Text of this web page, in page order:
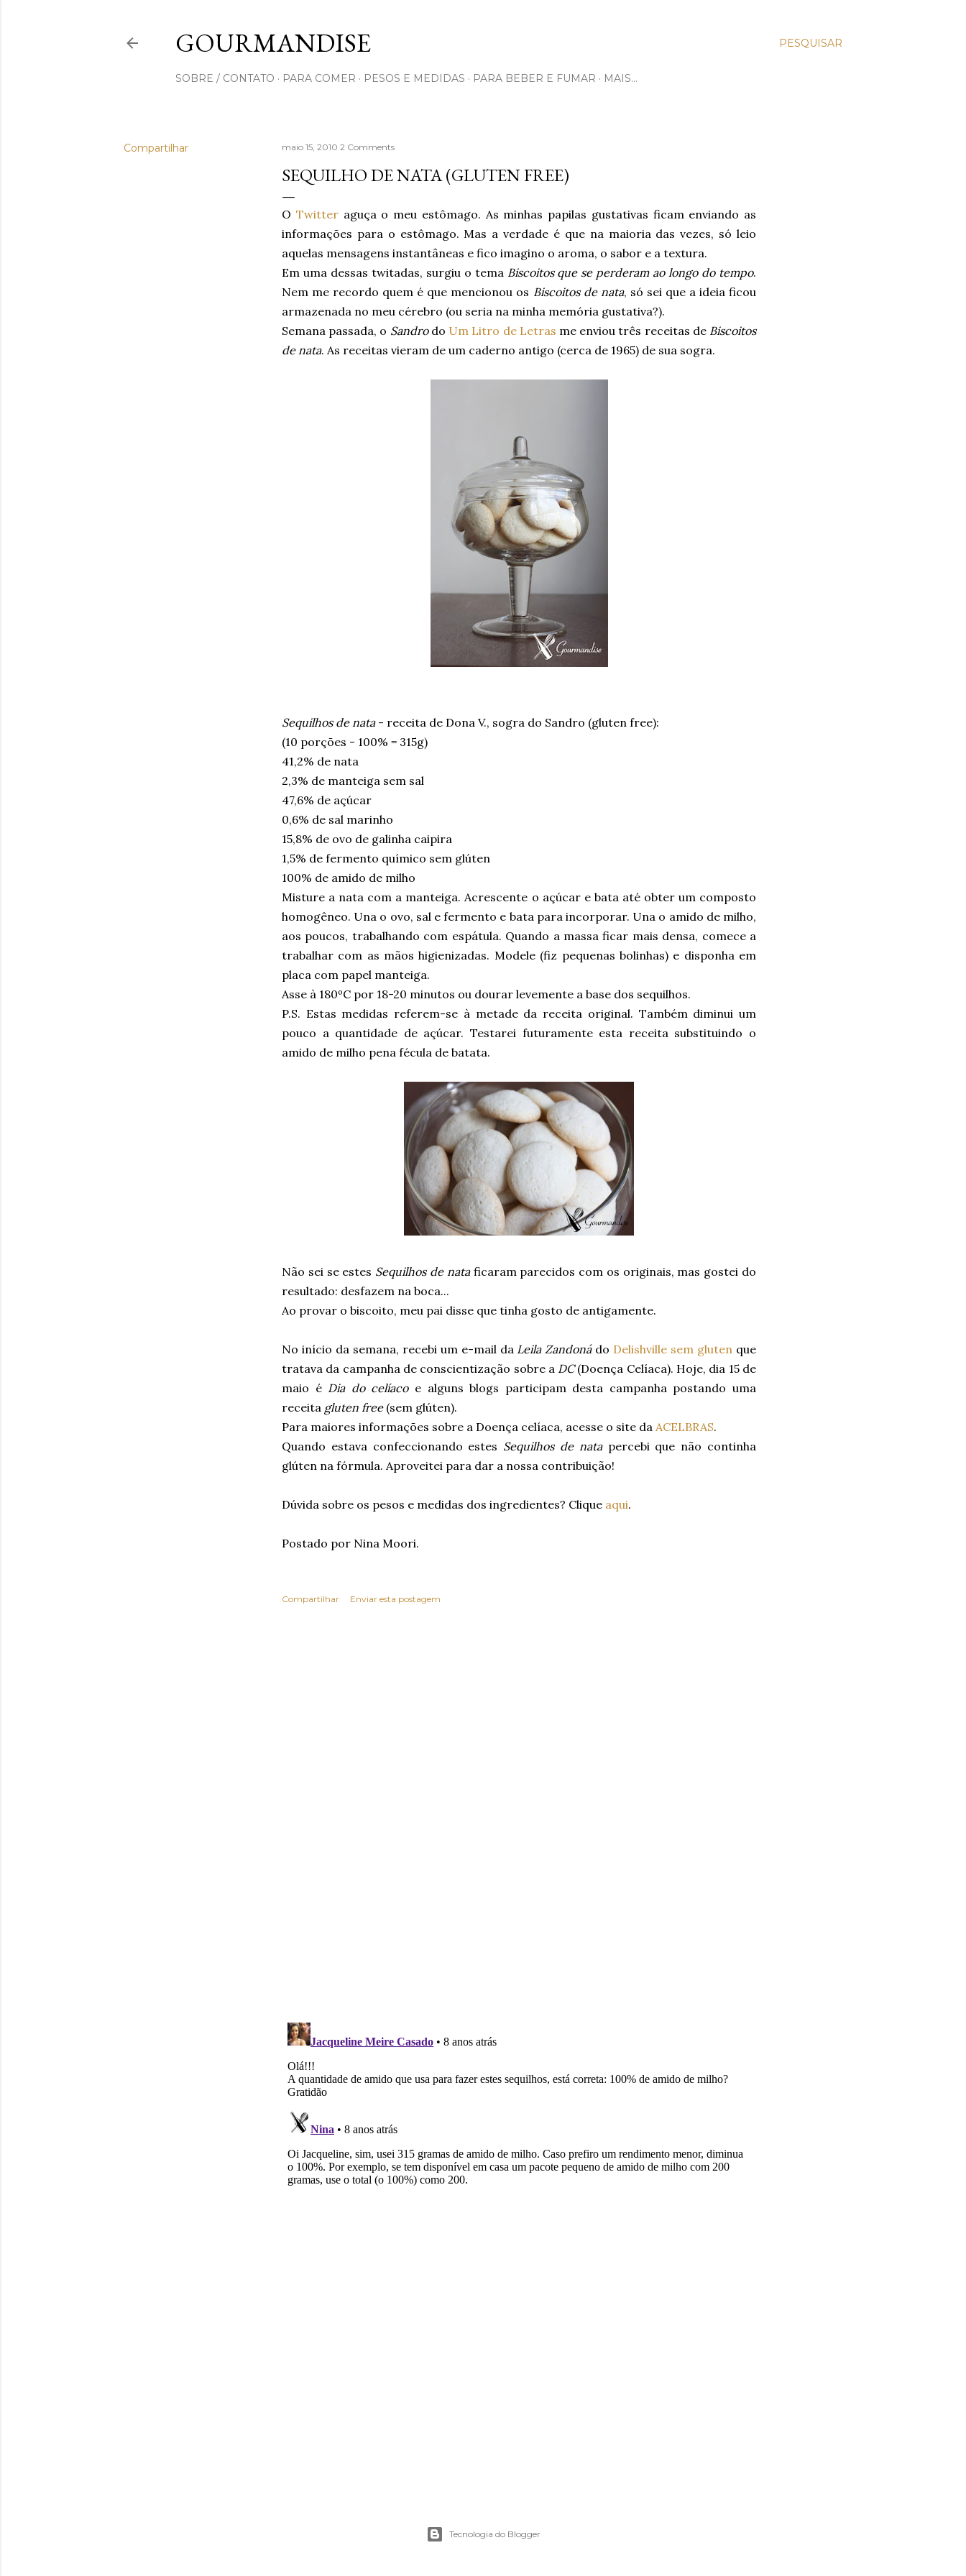
PESQUISAR
GOURMANDISE
SOBRE / CONTATO PARA COMER PESOS E MEDIDAS PARA BEBER E FUMAR MAIS…
Compartilhar maio 15, 2010 2 Comments
SEQUILHO DE NATA (GLUTEN FREE)
O Twitteraguça o meu estômago. As minhas papilas gustativas ficam enviando as
informações para o estômago. Mas a verdade é que na maioria das vezes, só leio
aquelas mensagens instantâneas e fico imagino o aroma, o sabor e a textura.
Em uma dessas twitadas, surgiu o tema Biscoitos que se perderam ao longo do tempo.
Nem me recordo quem é que mencionou os Biscoitos de nata, só sei que a ideia ficou
armazenada no meu cérebro (ou seria na minha memória gustativa?).
Semana passada, o Sandrodo Um Litro de Letras me enviou três receitas de Biscoitos
de nata. As receitas vieram de um caderno antigo (cerca de 1965) de sua sogra.
Sequilhos de nata- receita de Dona V., sogra do Sandro (gluten free):
(10 porções - 100% = 315g)
41,2% de nata
2,3% de manteiga sem sal
47,6% de açúcar
0,6% de sal marinho
15,8% de ovo de galinha caipira
1,5% de fermento químico sem glúten
100% de amido de milho
Misture a nata com a manteiga. Acrescente o açúcar e bata até obter um composto
homogêneo. Una o ovo, sal e fermento e bata para incorporar. Una o amido de milho,
aos poucos, trabalhando com espátula. Quando a massa ficar mais densa, comece a
trabalhar com as mãos higienizadas. Modele (fiz pequenas bolinhas) e disponha em
placa com papel manteiga.
Asse à 180ºC por 18-20 minutos ou dourar levemente a base dos sequilhos.
P.S. Estas medidas referem-se à metade da receita original. Também diminui um
pouco a quantidade de açúcar. Testarei futuramente esta receita substituindo o
amido de milho pena fécula de batata.
Não sei se estes Sequilhos de nataficaram parecidos com os originais, mas gostei do
resultado: desfazem na boca...
Ao provar o biscoito, meu pai disse que tinha gosto de antigamente.
No início da semana, recebi um e-mail da Leila Zandonádo Delishville sem gluten que
tratava da campanha de conscientização sobre a DC(Doença Celíaca). Hoje, dia 15 de
maio é Dia do celíacoe alguns blogs participam desta campanha postando uma
receita gluten free(sem glúten).
Para maiores informações sobre a Doença celíaca, acesse o site da ACELBRAS.
Quando estava confeccionando estes Sequilhos de nata percebi que não continha
glúten na fórmula. Aproveitei para dar a nossa contribuição!
Dúvida sobre os pesos e medidas dos ingredientes? Clique aqui.
Postado por Nina Moori.
Compartilhar Enviar esta postagem
Tecnologia do Blogger